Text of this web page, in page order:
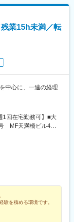
業15h未満／転
中心に、一連の経理
1回在宅勤務可】■大
MF天満橋ビル4
」より徒歩3分※受動
験を積める環境です。